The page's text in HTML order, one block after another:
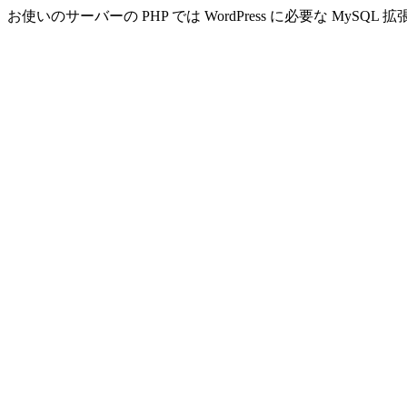
お使いのサーバーの PHP では WordPress に必要な MySQL 拡